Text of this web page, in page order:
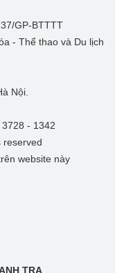
GP-BTTTT
- Thể thao và Du lịch
Nội.
- 1342
reserved
website này
TRA